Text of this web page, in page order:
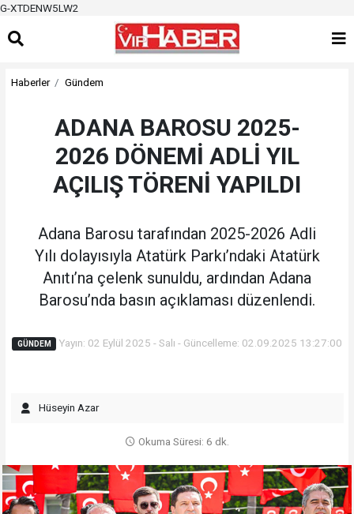
G-XTDENW5LW2
Haberler Gündem
ADANA BAROSU 2025-
2026 DÖNEMİ ADLİ YIL
AÇILIŞ TÖRENİ YAPILDI
Adana Barosu tarafından 2025-2026 Adli
Yılı dolayısıyla Atatürk Parkı’ndaki Atatürk
Anıtı’na çelenk sunuldu, ardından Adana
Barosu’nda basın açıklaması düzenlendi.
GÜNDEM Yayın: 02 Eylül 2025 - Salı - Güncelleme: 02.09.2025 13:27:00
Hüseyin Azar
Okuma Süresi: 6 dk.